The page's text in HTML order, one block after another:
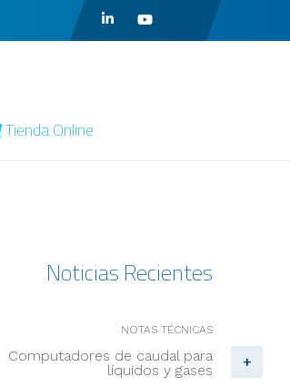
Tienda Online
Noticias Recientes
NOTAS TÉCNICAS
Computadores de caudal para
líquidos y gases
+